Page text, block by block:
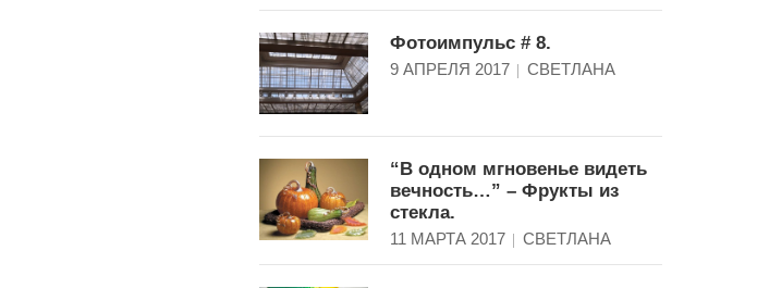
Фотоимпульс # 8.
9 АПРЕЛЯ 2017 СВЕТЛАНА
“В одном мгновенье видеть
вечность…” – Фрукты из
стекла.
11 МАРТА 2017 СВЕТЛАНА